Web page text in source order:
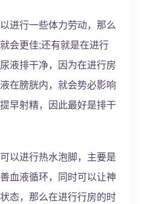
进行一些体力劳动，那么
会更佳;还有就是在进行
液排干净，因为在进行房
在膀胱内，就会势必影响
早射精，因此最好是排干
以进行热水泡脚，主要是
血液循环，同时可以让神
态，那么在进行行房的时